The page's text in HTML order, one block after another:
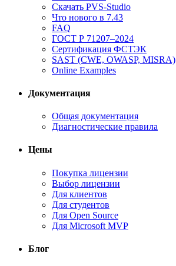
Скачать PVS-Studio
Что нового в 7.43
FAQ
ГОСТ Р 71207–2024
Сертификация ФСТЭК
SAST (CWE, OWASP, MISRA)
Online Examples
Документация
Общая документация
Диагностические правила
Цены
Покупка лицензии
Выбор лицензии
Для клиентов
Для студентов
Для Open Source
Для Microsoft MVP
Блог